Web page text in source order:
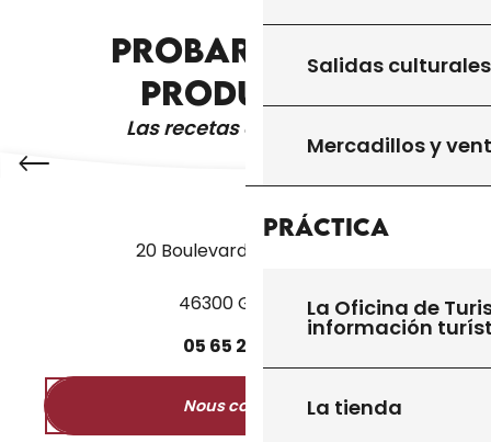
Salidas culturales
Mercadillos y
Práctica
La Oficina de
información
La tienda
PROBAR OTROS
PRODUCTOS
Las recetas de la abuela
TODOS LOS SITIOS QUE HAY QUE VISITAR
20 Boulevard des Martyrs
46300 Gourdon
05 65 27
Nous contacter